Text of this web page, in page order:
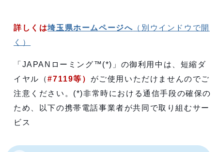
詳しくは埼玉県ホームページへ （別ウインドウで開
く）
「JAPANローミング™(*)」の御利用中は、短縮ダ
イヤル（#7119等） がご使用いただけませんのでご
注意ください。(*)非常時における通信手段の確保の
ため、以下の携帯電話事業者が共同で取り組むサー
ビス